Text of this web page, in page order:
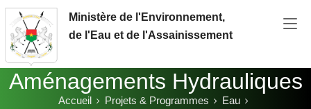
Aller au contenu principalMinistère de l'Environnement,
de l'Eau et de l'Assainissement
Aménagements Hydrauliques
Vous êtes ici:Accueil Projets & Programmes
Eau